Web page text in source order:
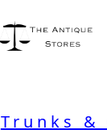
Trunks &